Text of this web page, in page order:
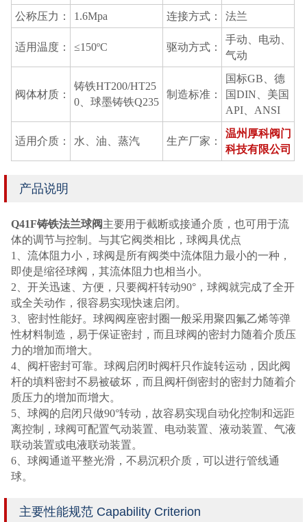
公称压力：
1.6Mpa 连接方式： 法兰
适用温度： ≤150ºC 驱动方式：
手动、电动、
气动
阀体材质：
铸铁HT200/HT25
0、球墨铸铁Q235
制造标准：
国标GB、德
国DIN、美国
API、ANSI
适用介质： 水、油、蒸汽 生产厂家：
温州厚科阀门
科技有限公司
产品说明
Q41F铸铁法兰球阀主要用于截断或接通介质，也可用于流
体的调节与控制。与其它阀类相比，球阀具优点
1、流体阻力小，球阀是所有阀类中流体阻力最小的一种，
即使是缩径球阀，其流体阻力也相当小。
2、开关迅速、方便，只要阀杆转动90°，球阀就完成了全开
或全关动作，很容易实现快速启闭。
3、密封性能好。球阀阀座密封圈一般采用聚四氟乙烯等弹
性材料制造，易于保证密封，而且球阀的密封力随着介质压
力的增加而增大。
4、阀杆密封可靠。球阀启闭时阀杆只作旋转运动，因此阀
杆的填料密封不易被破坏，而且阀杆倒密封的密封力随着介
质压力的增加而增大。
5、球阀的启闭只做90°转动，故容易实现自动化控制和远距
离控制，球阀可配置气动装置、电动装置、液动装置、气液
联动装置或电液联动装置。
6、球阀通道平整光滑，不易沉积介质，可以进行管线通
球。
主要性能规范 Capability Criterion